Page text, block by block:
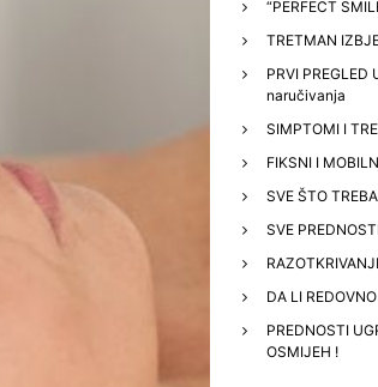
“PERFECT
TRETMAN
PRVI
naručivanja
SIMPTOMI I
FIKSNI I
SVE ŠTO
SVE
DA LI
PREDNOSTI
OSMIJEH !